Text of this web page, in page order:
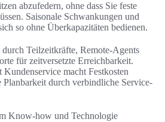
abzufedern, ohne dass Sie feste
Saisonale Schwankungen und
so ohne Überkapazitäten bedienen.
Teilzeitkräfte, Remote-Agents
für zeitversetzte Erreichbarkeit.
macht Festkosten
durch verbindliche Service-
Know-how und Technologie